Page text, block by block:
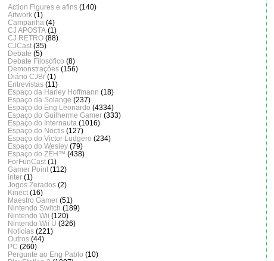
Action Figures e afins (140)
Artwork (1)
Campanha (4)
CJ APOSTA (1)
CJ RETRO (88)
CJCast (35)
Debate (5)
Debate Filosófico (8)
Demonstrações (156)
Diário CJBr (1)
Entrevistas (11)
Espaço da Harley Hoffmann (18)
Espaço da Solange (237)
Espaço do Eng Leonardo (4334)
Espaço do Guilherme Gamer (333)
Espaço do Internauta (1016)
Espaço do Noctis (127)
Espaço do Victor Ludgero (234)
Espaço do Wesley (79)
Espaço do ZÈH™ (438)
ForFunCast (1)
Gamer Point (112)
inter (1)
Jogos Zerados (2)
Kinect (16)
Maestro Gamer (51)
Nintendo Switch (189)
Nintendo Wii (120)
Nintendo Wii U (326)
Notícias (221)
Outros (44)
PC (260)
Pergunte ao Eng Pablo (10)